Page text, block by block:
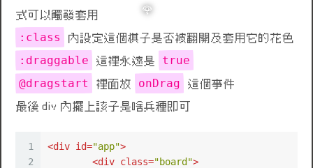
式可以觸發套用
:class 內設定這個棋子是否被翻開及套用它的花色
:draggable 這裡永遠是
true
@dragstart
裡面放 onDrag
這個事件
最後 div 內擺上該子是啥兵種即可
1
2
<div id="app">
<div class="board">